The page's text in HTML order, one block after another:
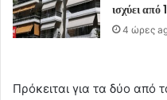
ισχύει
4 ώρες
Πρόκειται για τα δύο από